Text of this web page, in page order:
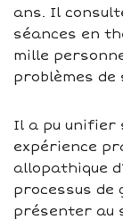
ans. Il
séances en
mille
problèmes de
Il a pu unifier
expérience
allopathique
processus de
présenter au